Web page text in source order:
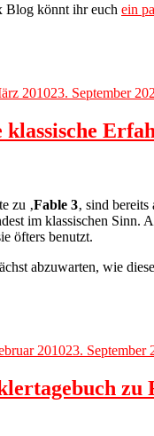
könnt ihr euch ein
201023. September
klassische
zu ‚Fable 3‚ sind
im klassischen Sinn.
öfters benutzt.
abzuwarten, wie
201023. September
zu